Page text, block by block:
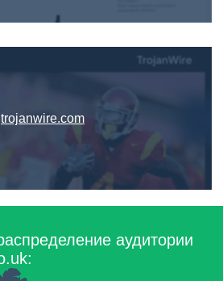
trojanwire.com
аудитории